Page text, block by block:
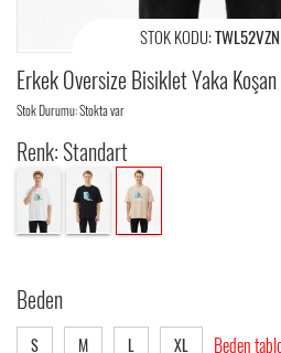
STOK KODU:TWL52VZN
Erkek Oversize Bisiklet Yaka
Stok Durumu: Stokta var
Renk: Standart
Beden
S M L XL Beden